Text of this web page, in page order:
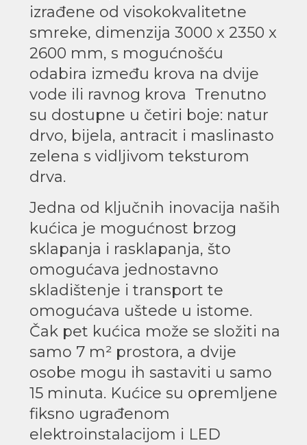
izrađene od visokokvalitetne
smreke, dimenzija 3000 x 2350 x
2600 mm, s mogućnošću
odabira između krova na dvije
vode ili ravnog krova Trenutno
su dostupne u četiri boje: natur
drvo, bijela, antracit i maslinasto
zelena s vidljivom teksturom
drva.
Jedna od ključnih inovacija naših
kućica je mogućnost brzog
sklapanja i rasklapanja, što
omogućava jednostavno
skladištenje i transport te
omogućava uštede u istome.
Čak pet kućica može se složiti na
samo 7 m² prostora, a dvije
osobe mogu ih sastaviti u samo
15 minuta. Kućice su opremljene
fiksno ugrađenom
elektroinstalacijom i LED